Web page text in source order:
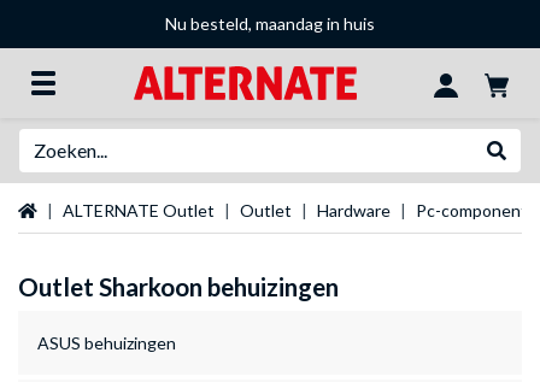
Nu besteld, maandag in huis
StartpaginaALTERNATE Outlet Outlet Hardware Pc-
Outlet Sharkoon behuizingen
ASUS behuizingen